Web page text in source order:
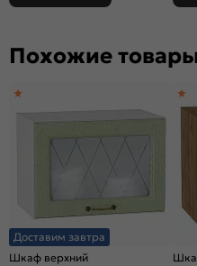
Похожие
Доставим завтра
Шкаф верхний